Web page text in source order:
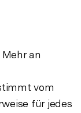
an
vom
für jedes